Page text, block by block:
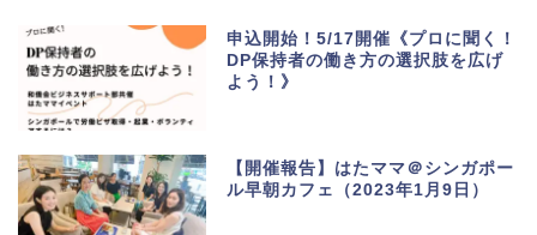
申込開始！5/17開催《プロに聞く！
DP保持者の働き方の選択肢を広げ
よう！》
【開催報告】はたママ＠シンガポー
ル早朝カフェ（2023年1月9日）